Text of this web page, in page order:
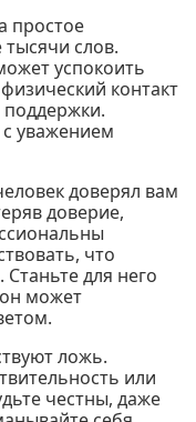
простое
слов.
успокоить
контакт
уважением
доверял вам
доверие,
что
для него
может
ложь.
или
честны, даже